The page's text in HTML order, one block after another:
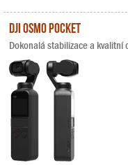
DJI Osmo Pocket
Dokonalá stabilizace a kvalitní